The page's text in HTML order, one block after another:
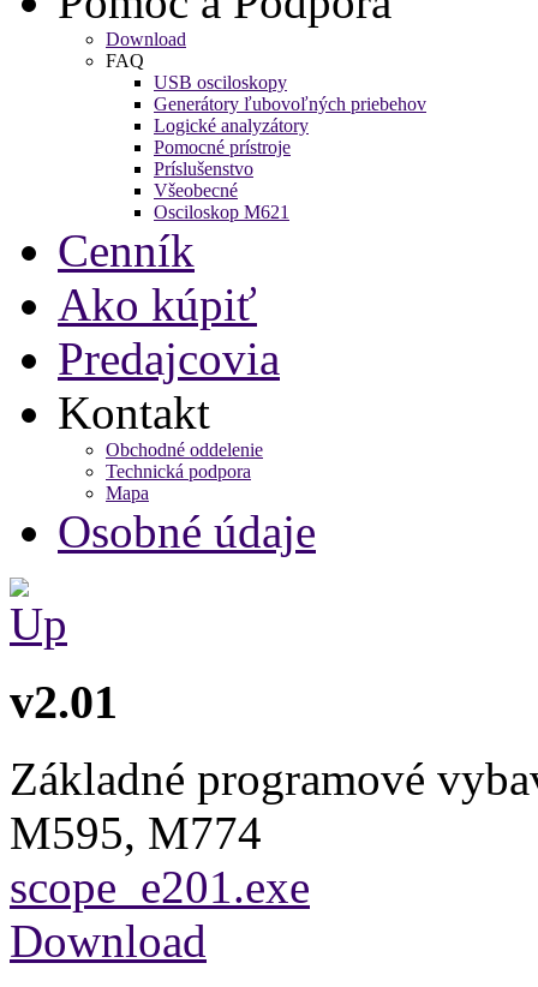
Download
FAQ
USB osciloskopy
Generátory ľubovoľných priebehov
Logické analyzátory
Pomocné prístroje
Príslušenstvo
Všeobecné
Osciloskop M621
Cenník
Ako kúpiť
Predajcovia
Kontakt
Obchodné oddelenie
Technická podpora
Mapa
Osobné údaje
v2.01
Základné programové
M595, M774
scope_e201.exe
Download